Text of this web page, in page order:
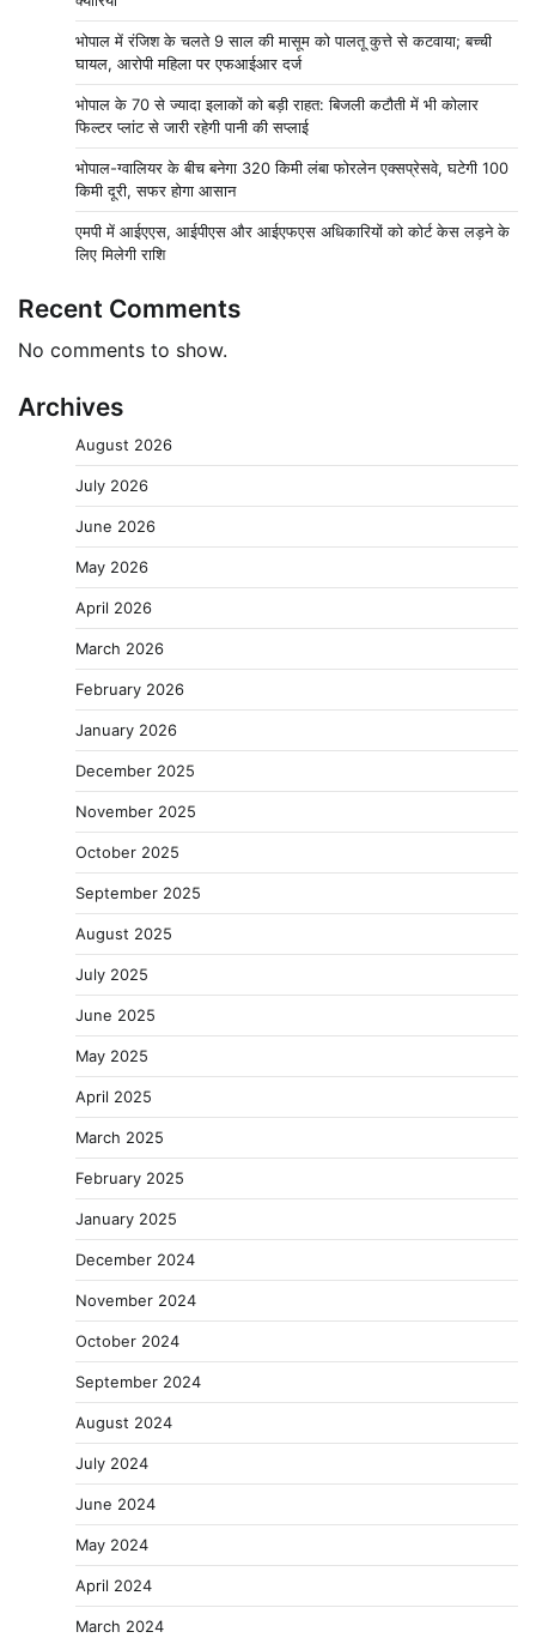
भोपाल में रंजिश के चलते 9 साल की मासूम को पालतू कुत्ते से कटवाया; बच्ची
घायल, आरोपी महिला पर एफआईआर दर्ज
भोपाल के 70 से ज्यादा इलाकों को बड़ी राहत: बिजली कटौती में भी कोलार
फिल्टर प्लांट से जारी रहेगी पानी की सप्लाई
भोपाल-ग्वालियर के बीच बनेगा 320 किमी लंबा फोरलेन एक्सप्रेसवे, घटेगी 100
किमी दूरी, सफर होगा आसान
एमपी में आईएएस, आईपीएस और आईएफएस अधिकारियों को कोर्ट केस लड़ने के
लिए मिलेगी राशि
Recent Comments
No comments to show.
Archives
August 2026
July 2026
June 2026
May 2026
April 2026
March 2026
February 2026
January 2026
December 2025
November 2025
October 2025
September 2025
August 2025
July 2025
June 2025
May 2025
April 2025
March 2025
February 2025
January 2025
December 2024
November 2024
October 2024
September 2024
August 2024
July 2024
June 2024
May 2024
April 2024
March 2024